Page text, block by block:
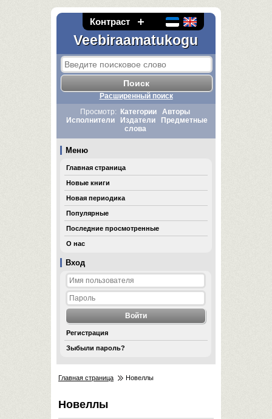
Контраст
Veebiraamatukogu
Вход
Регистрация
Зыбыли пароль?
Расширенный поиск
Просмотр:
Категории
Авторы
Исполнители
Издатели
Предметные
слова
Меню
Главная страница
Новые книги
Новая периодика
Популярные
Последние просмотренные
О нас
Главная страница Новеллы
Новеллы